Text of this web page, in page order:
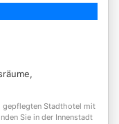
gepflegten Stadthotel mit
Sie in der Innenstadt